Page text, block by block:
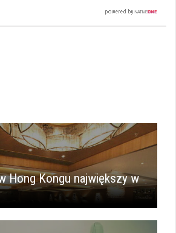
Hong Kongu największy w